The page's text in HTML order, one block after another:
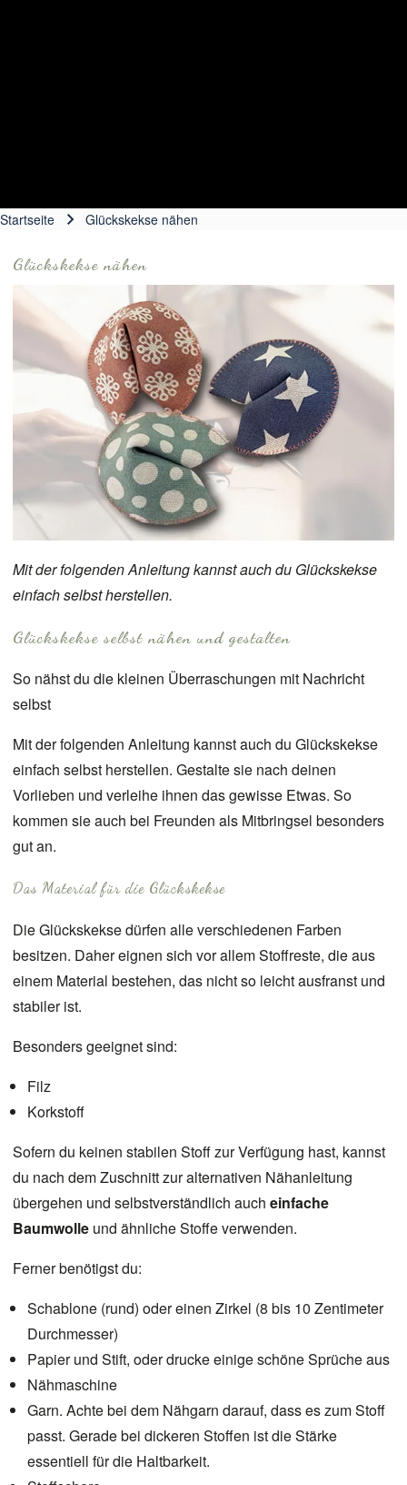
Startseite Glückskekse nähen
Glückskekse nähen
Mit der folgenden Anleitung kannst auch du Glückskekse
einfach selbst herstellen.
Glückskekse selbst nähen und gestalten
So nähst du die kleinen Überraschungen mit Nachricht
selbst
Mit der folgenden Anleitung kannst auch du Glückskekse
einfach selbst herstellen. Gestalte sie nach deinen
Vorlieben und verleihe ihnen das gewisse Etwas. So
kommen sie auch bei Freunden als Mitbringsel besonders
gut an.
Das Material für die Glückskekse
Die Glückskekse dürfen alle verschiedenen Farben
besitzen. Daher eignen sich vor allem Stoffreste, die aus
einem Material bestehen, das nicht so leicht ausfranst und
stabiler ist.
Besonders geeignet sind:
Filz
Korkstoff
Sofern du keinen stabilen Stoff zur Verfügung hast, kannst
du nach dem Zuschnitt zur alternativen Nähanleitung
übergehen und selbstverständlich auch einfache
Baumwolle und ähnliche Stoffe verwenden.
Ferner benötigst du:
Schablone (rund) oder einen Zirkel (8 bis 10 Zentimeter
Durchmesser)
Papier und Stift, oder drucke einige schöne Sprüche aus
Nähmaschine
Garn. Achte bei dem Nähgarn darauf, dass es zum Stoff
passt. Gerade bei dickeren Stoffen ist die Stärke
essentiell für die Haltbarkeit.